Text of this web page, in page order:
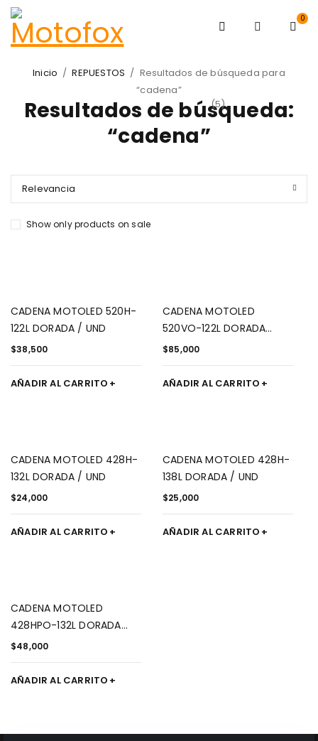
0
Inicio / REPUESTOS / Resultados de búsqueda para
“cadena”
Resultados de búsqueda:
“cadena”
(5)
Relevancia
Show only products on sale
CADENA MOTOLED 520H-
122L DORADA / UND
$38,500
AÑADIR AL CARRITO
CADENA MOTOLED
520VO-122L DORADA
O'RING / UND
$85,000
AÑADIR AL CARRITO
CADENA MOTOLED 428H-
132L DORADA / UND
$24,000
AÑADIR AL CARRITO
CADENA MOTOLED 428H-
138L DORADA / UND
$25,000
AÑADIR AL CARRITO
CADENA MOTOLED
428HPO-132L DORADA
O'RING / UND
$48,000
AÑADIR AL CARRITO